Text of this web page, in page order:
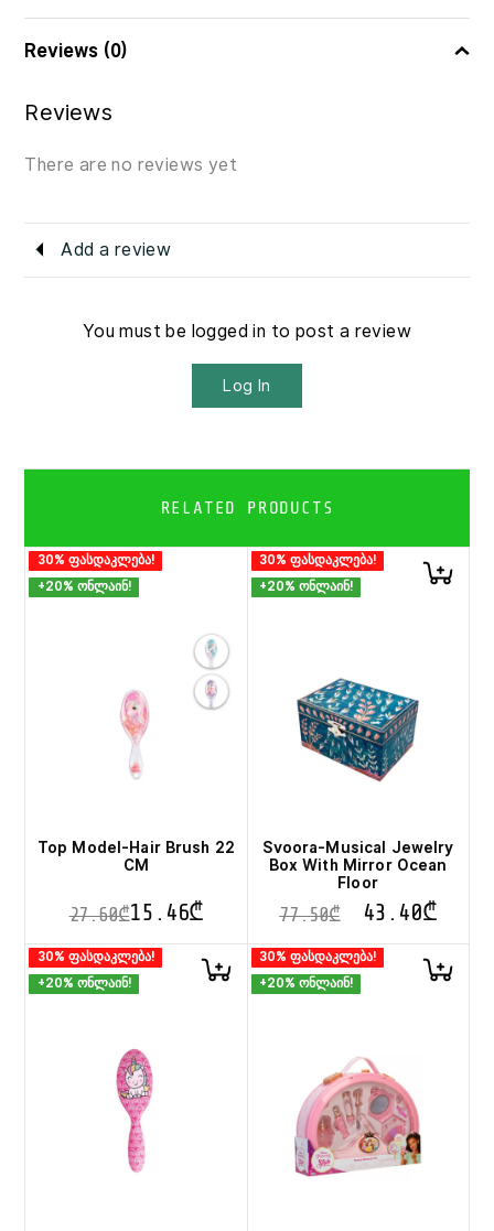
Reviews (0)
Reviews
There are no reviews yet
Add a review
You must be logged in to post a review
Log In
RELATED PRODUCTS
30% ფასდაკლება!
+20% ონლაინ!
Top Model-Hair Brush 22
CM
27.60₾15.46₾
This
product
has
The
options
may
be
chosen
on
the
30% ფასდაკლება!
+20% ონლაინ!
Svoora-Musical Jewelry
Box With Mirror Ocean
Floor
77.50₾ 43.40₾
30% ფასდაკლება!
+20% ონლაინ!
30% ფასდაკლება!
+20% ონლაინ!